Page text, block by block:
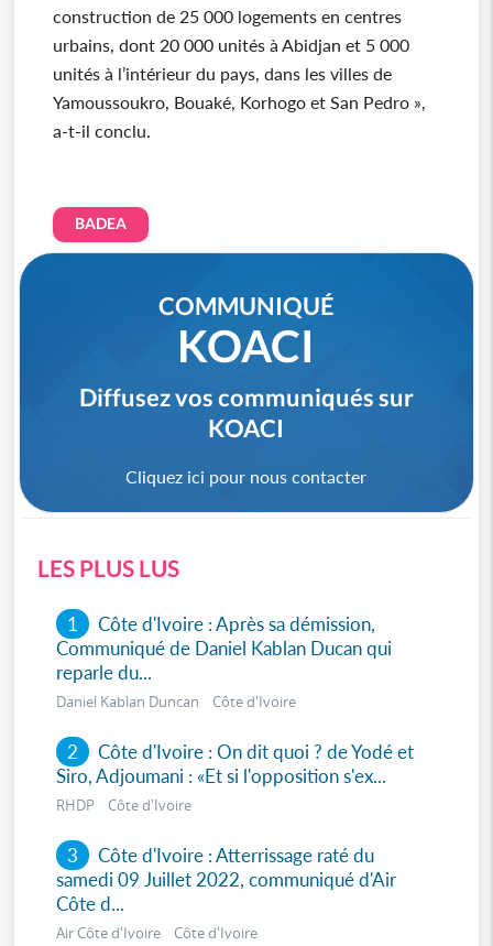
construction de 25 000 logements en centres
urbains, dont 20 000 unités à Abidjan et 5 000
unités à l’intérieur du pays, dans les villes de
Yamoussoukro, Bouaké, Korhogo et San Pedro »,
a-t-il conclu.
BADEA
COMMUNIQUÉ
KOACI
Diffusez vos communiqués sur
KOACI
Cliquez ici pour nous contacter
LES PLUS LUS
1
Côte d'Ivoire : Après sa démission,
Communiqué de Daniel Kablan Ducan qui
reparle du...
Daniel Kablan Duncan Côte d'Ivoire
2 Côte d'Ivoire : On dit quoi ? de Yodé et
Siro, Adjoumani : «Et si l'opposition s'ex...
RHDP Côte d'Ivoire
3 Côte d'Ivoire : Atterrissage raté du
samedi 09 Juillet 2022, communiqué d'Air
Côte d...
Air Côte d'Ivoire Côte d'Ivoire